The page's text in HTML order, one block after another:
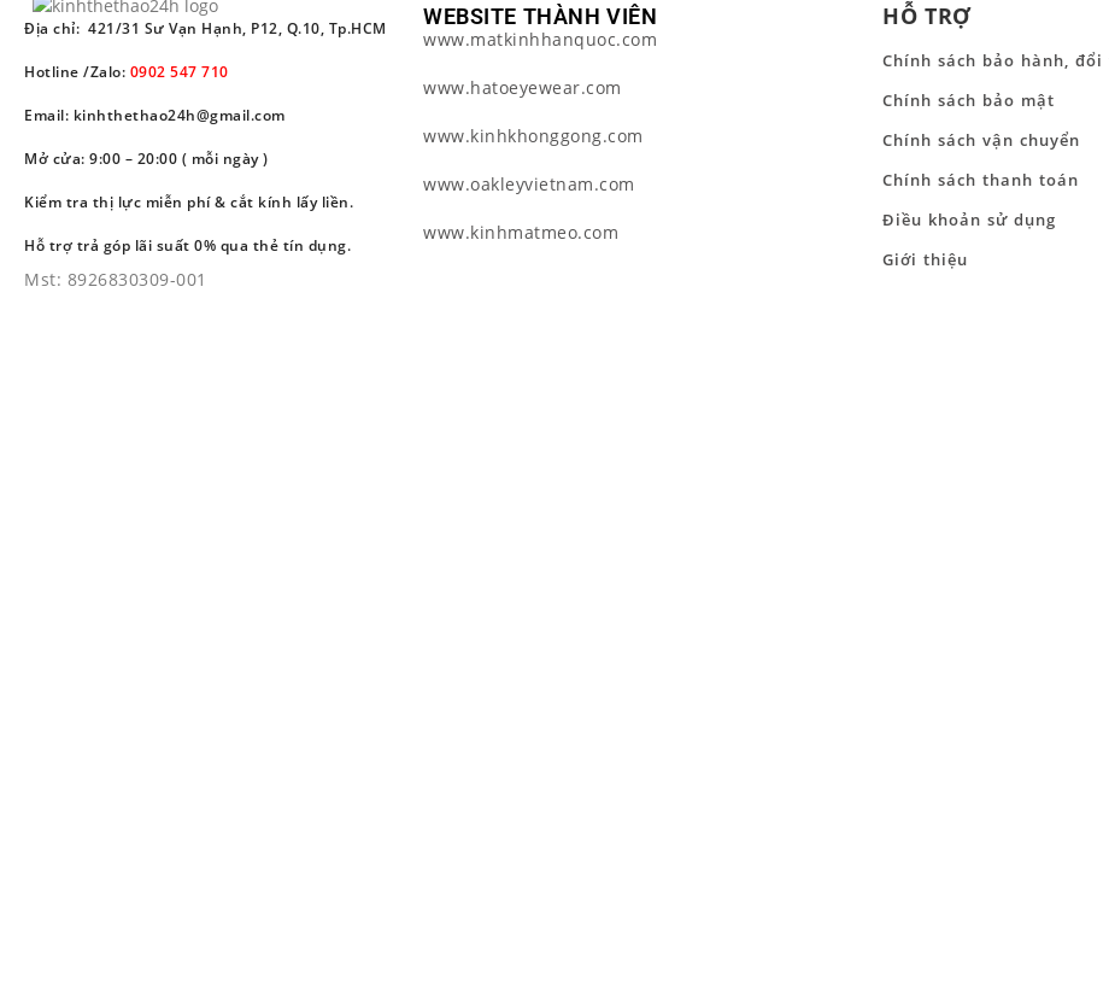
Địa chỉ: 421/31 Sư Vạn Hạnh, P12, Q.10, Tp.HCM
Hotline /Zalo: 0902 547 710
Email: kinhthethao24h@gmail.com
Mở cửa: 9:00 – 20:00 ( mỗi ngày )
Kiểm tra thị lực miễn phí & cắt kính lấy liền.
Hỗ trợ trả góp lãi suất 0% qua thẻ tín dụng.
Mst: 8926830309-001
WEBSITE THÀNH VIÊN
www.matkinhhanquoc.com
www.hatoeyewear.com
www.kinhkhonggong.com
www.oakleyvietnam.com
www.kinhmatmeo.com
HỖ TRỢ
Chính sách bảo hành, đổi
Chính sách bảo mật
Chính sách vận chuyển
Chính sách thanh toán
Điều khoản sử dụng
Giới thiệu